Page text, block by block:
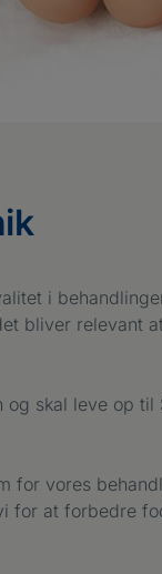
i
bliver relevant
skal leve op til
for vores
for at forbedre